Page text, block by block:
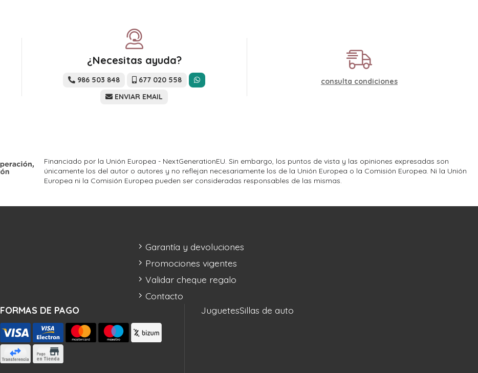
¿Necesitas ayuda?
986 503 848
677 020 558
ENVIAR EMAIL
consulta condiciones
Financiado por la Unión Europea - NextGenerationEU. Sin embargo, los puntos de vista y las opiniones expresadas son
únicamente los del autor o autores y no reflejan necesariamente los de la Unión Europea o la Comisión Europea. Ni la Unión
Europea ni la Comisión Europea pueden ser consideradas responsables de las mismas.
FORMAS DE PAGO
Garantía y devoluciones
Promociones vigentes
Validar cheque regalo
Contacto
JuguetesSillas de auto